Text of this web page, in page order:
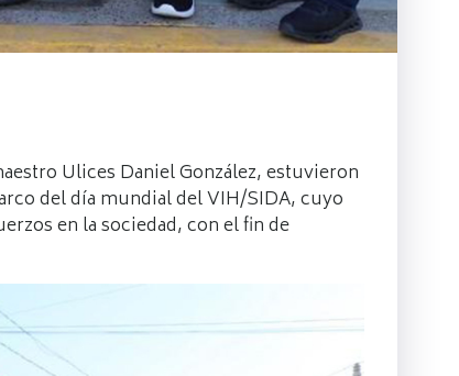
Ulices Daniel González, estuvieron
del día mundial del VIH/SIDA, cuyo
en la sociedad, con el fin de